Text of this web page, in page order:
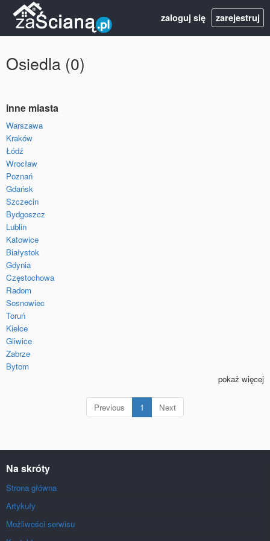
zaloguj się zarejestruj
Osiedla (0)
inne miasta
Warszawa
Kraków
Łódź
Wrocław
Poznań
Gdańsk
Szczecin
Bydgoszcz
Lublin
Katowice
Białystok
Gdynia
Częstochowa
Radom
Sosnowiec
Toruń
Kielce
Gliwice
Zabrze
Bytom
pokaż więcej
Previous 1 (current)
Next
Na skróty
Strona główna
Artykuły
Możliwości serwisu